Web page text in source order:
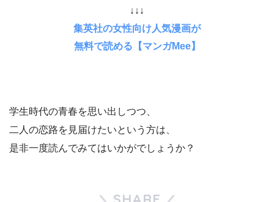
↓↓↓
集英社の女性向け人気漫画が
無料で読める【マンガMee】
学生時代の青春を思い出しつつ、
二人の恋路を見届けたいという方は、
是非一度読んでみてはいかがでしょうか？